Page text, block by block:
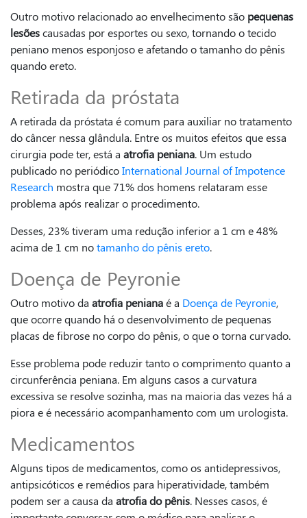
Outro motivo relacionado ao envelhecimento são pequenas
lesõescausadas por esportes ou sexo, tornando o tecido
peniano menos esponjoso e afetando o tamanho do pênis
quando ereto.
Retirada da próstata
A retirada da próstata é comum para auxiliar no tratamento
do câncer nessa glândula. Entre os muitos efeitos que essa
cirurgia pode ter, está a atrofia peniana. Um estudo
publicado no periódicoInternational Journal of Impotence
Research mostra que 71% dos homens relataram esse
problema após realizar o procedimento.
Desses, 23% tiveram uma redução inferior a 1 cm e 48%
acima de 1 cm notamanho do pênis ereto.
Doença de Peyronie
Outro motivo da atrofia penianaé a Doença de Peyronie,
que ocorre quando há o desenvolvimento de pequenas
placas de fibrose no corpo do pênis, o que o torna curvado.
Esse problema pode reduzir tanto o comprimento quanto a
circunferência peniana. Em alguns casos a curvatura
excessiva se resolve sozinha, mas na maioria das vezes há a
piora e é necessário acompanhamento com um urologista.
Medicamentos
Alguns tipos de medicamentos, como os antidepressivos,
antipsicóticos e remédios para hiperatividade, também
podem ser a causa da atrofia do pênis. Nesses casos, é